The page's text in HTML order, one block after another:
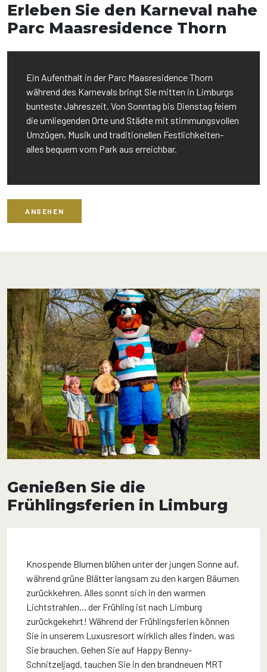
Erleben Sie den Karneval nahe
Parc Maasresidence Thorn
Ein Aufenthalt in der Parc Maasresidence Thorn
während des Karnevals bringt Sie mitten in Limburgs
bunteste Jahreszeit. Von Sonntag bis Dienstag feiern
die umliegenden Orte und Städte mit stimmungsvollen
Umzügen, Musik und traditionellen Festlichkeiten-
alles bequem vom Park aus erreichbar.
ANSEHEN
Genießen Sie die
Frühlingsferien in Limburg
Knospende Blumen blühen unter der jungen Sonne auf,
während grüne Blätter langsam zu den kargen Bäumen
zurückkehren. Alles sonnt sich in den warmen
Lichtstrahlen... der Frühling ist nach Limburg
zurückgekehrt! Während der Frühlingsferien können
Sie in unserem Luxusresort wirklich alles finden, was
Sie brauchen. Gehen Sie auf Happy Benny-
Schnitzeljagd, tauchen Sie in den brandneuen MRT